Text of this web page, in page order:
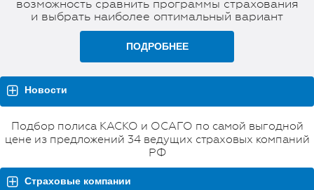
возможность сравнить программы страхования
и выбрать наиболее оптимальный вариант
ПОДРОБНЕЕ
Новости
Подбор полиса КАСКО и ОСАГО по самой выгодной
цене из предложений 34 ведущих страховых компаний
РФ
Страховые компании